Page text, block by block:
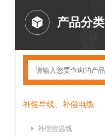
产品分类
补偿导线、补偿电缆
补偿控温线